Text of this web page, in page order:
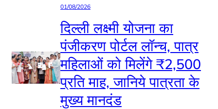
01/08/2026
दिल्ली लक्ष्मी योजना का
पंजीकरण पोर्टल लॉन्च, पात्र
महिलाओं को मिलेंगे ₹2,500
प्रति माह, जानिये पात्रता के
मुख्य मानदंड